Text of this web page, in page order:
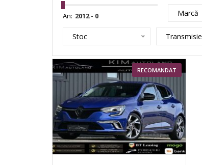
An: Marcă
Stoc Transmisie
RECOMANDAT